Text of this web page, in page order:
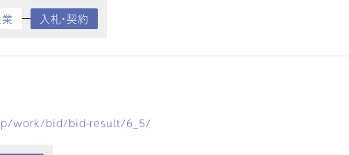
業 入札・契約
work/bid/bid-result/6_5/